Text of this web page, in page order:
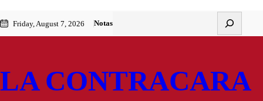
al
contenido
to
content
Friday, August 7, 2026 Notas
LA CONTRACARA